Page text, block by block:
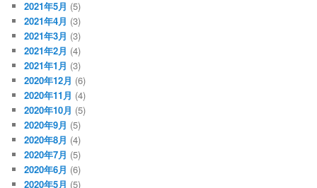
2021年5月 (5)
2021年4月 (3)
2021年3月 (3)
2021年2月 (4)
2021年1月 (3)
2020年12月 (6)
2020年11月 (4)
2020年10月 (5)
2020年9月 (5)
2020年8月 (4)
2020年7月 (5)
2020年6月 (6)
2020年5月 (5)